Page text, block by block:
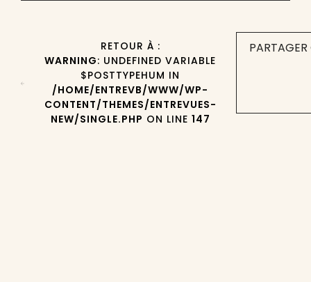
RETOUR À :
WARNING: UNDEFINED VARIABLE
$POSTTYPEHUM IN
/HOME/ENTREVB/WWW/WP-
CONTENT/THEMES/ENTREVUES-
NEW/SINGLE.PHP ON LINE 147